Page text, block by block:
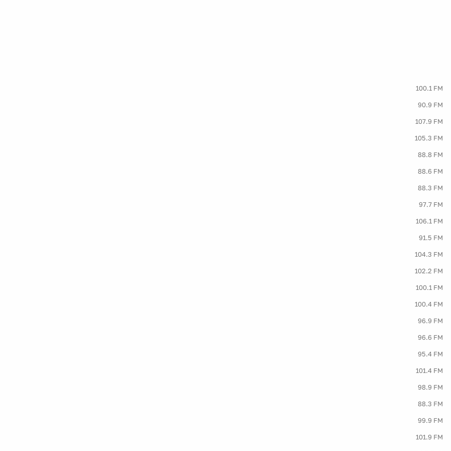
100.1 FM
90.9 FM
107.9 FM
105.3 FM
88.8 FM
88.6 FM
88.3 FM
97.7 FM
106.1 FM
91.5 FM
104.3 FM
102.2 FM
100.1 FM
100.4 FM
96.9 FM
96.6 FM
95.4 FM
101.4 FM
98.9 FM
88.3 FM
99.9 FM
101.9 FM